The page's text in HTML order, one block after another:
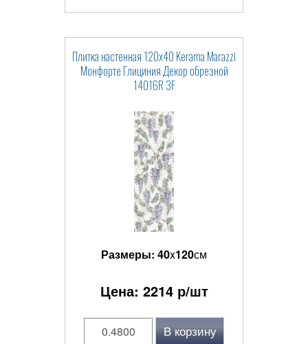
Плитка настенная 120x40 Kerama Marazzi
Монфорте Глициния Декор обрезной
14016R 3F
Размеры: 40x120см
Цена: 2214р/шт
В корзину